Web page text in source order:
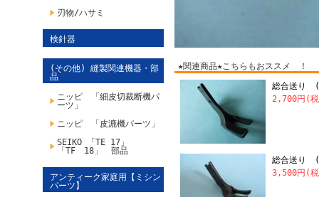
刃物/ハサミ
検針器
(その他) 縫製関連機器・部
品
ニッピ 「細皮切裁断機パ
ーツ」
ニッピ 「皮漉機パーツ」
SEIKO 「TE 17」
「TF 18」 部品
アンティーク家庭用【ミシン
パーツ】
★関連商品★こちらもおススメ ！
総合送り
2,700円(
総合送り
3,500円(